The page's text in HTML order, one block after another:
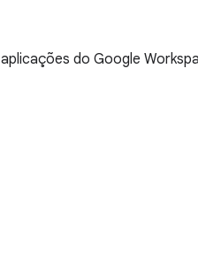
aplicações do Google